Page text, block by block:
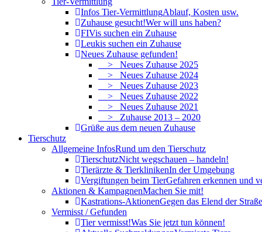
Infos Tier-VermittlungAblauf, Kosten usw.
Zuhause gesucht!Wer will uns haben?
FIVis suchen ein Zuhause
Leukis suchen ein Zuhause
Neues Zuhause gefunden!
> Neues Zuhause 2025
> Neues Zuhause 2024
> Neues Zuhause 2023
> Neues Zuhause 2022
> Neues Zuhause 2021
> Zuhause 2013 – 2020
Grüße aus dem neuen Zuhause
Tierschutz
Allgemeine InfosRund um den Tierschutz
TierschutzNicht wegschauen – handeln!
Tierärzte & TierklinikenIn der Umgebung
Vergiftungen beim TierGefahren erkennen und
Aktionen & KampagnenMachen Sie mit!
Kastrations-AktionenGegen das Elend der
Vermisst / Gefunden
Tier vermisst!Was Sie jetzt tun können!